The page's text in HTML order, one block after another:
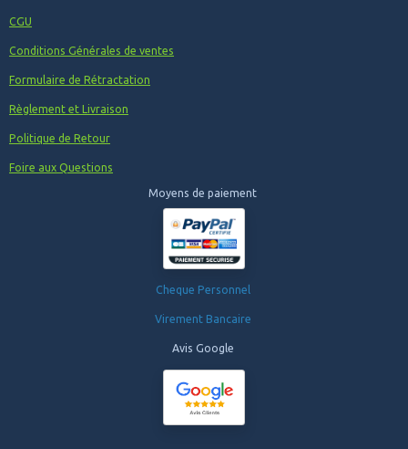
CGU
Conditions Générales de ventes
Formulaire de Rétractation
Règlement et Livraison
Politique de Retour
Foire aux Questions
Moyens de paiement
Cheque Personnel
Virement Bancaire
Avis Google